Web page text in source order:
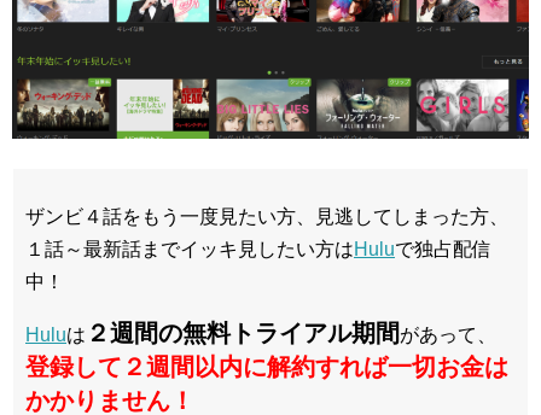
ザンビ４話をもう一度見たい方、見逃してしまった方、
１話～最新話までイッキ見したい方はHuluで独占配信
中！
Huluは ２週間の無料トライアル期間 があって、
登録して２週間以内に解約すれば一切お金は
かかりません！